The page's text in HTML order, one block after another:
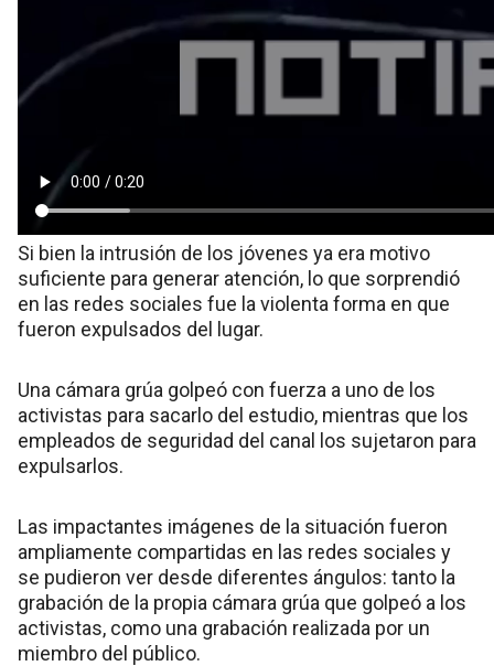
Si bien la intrusión de los jóvenes ya era motivo
suficiente para generar atención, lo que sorprendió
en las redes sociales fue la violenta forma en que
fueron expulsados del lugar.
Una cámara grúa golpeó con fuerza a uno de los
activistas para sacarlo del estudio, mientras que los
empleados de seguridad del canal los sujetaron para
expulsarlos.
Las impactantes imágenes de la situación fueron
ampliamente compartidas en las redes sociales y
se pudieron ver desde diferentes ángulos: tanto la
grabación de la propia cámara grúa que golpeó a los
activistas, como una grabación realizada por un
miembro del público.